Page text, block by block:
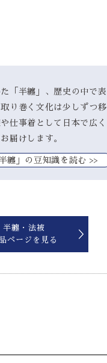
「半纏」、歴史の中で表
り巻く文化は少しずつ移
仕事着として日本で広く
届けします。
纏」の豆知識を読む >>
半纏・法被
ページを見る